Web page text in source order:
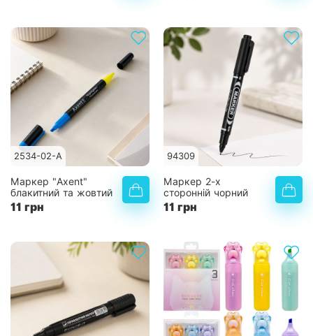
2534-02-A
Маркер "Axent"
блакитний та жовтий
11 грн
94309
Маркер 2-х
сторонній чорний
11 грн